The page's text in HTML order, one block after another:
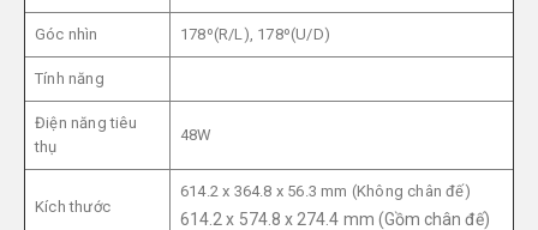
Góc nhìn 178º(R/L), 178º(U/D)
Tính năng
Điện năng tiêu
thụ
48W
Kích thước
614.2 x 364.8 x 56.3 mm (Không chân đế)
614.2 x 574.8 x 274.4 mm (Gồm chân đế)